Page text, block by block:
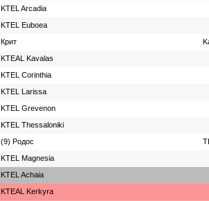
KTEL Arcadia
ΚΤΕL Euboea
Крит
KTEAL Kavalas
KTEL Corinthia
KTEL Larissa
ΚΤΕL Grevenon
KTEL Thessaloniki
(9) Родос
ΚΤΕL Magnesia
KTEL Achaia
KTEAL Kerkyra